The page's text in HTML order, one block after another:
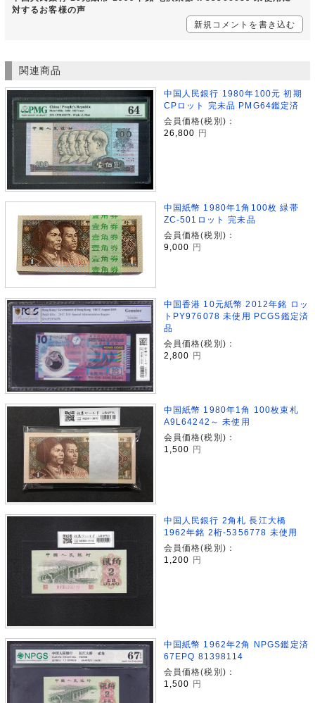
対するお客様の声
新規コメントを書き込む
関連商品
中国人民銀行 1980年100元 初期
CPロット 完未品 PMG64鑑定済
会員価格(税別)：
26,800
円
中国紙幣 1980年1角100枚 緑帯
ZC-501ロット 完未品
会員価格(税別)：
9,000
円
中国香港 10元紙幣 2012年銘 ロッ
トPY976078 未使用 PCGS鑑定済
品
会員価格(税別)：
2,800
円
中国紙幣 1980年1角 100枚束札
A9L64242～ 未使用
会員価格(税別)：
1,500
円
中国人民銀行 2角札 長江大橋
1962年銘 2桁-5356778 未使用
会員価格(税別)：
1,200 円
中国紙幣 1962年2角 NPGS鑑定済
67EPQ 81398114
会員価格(税別)：
1,500
円